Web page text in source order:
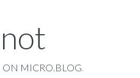
MICRO.BLOG.